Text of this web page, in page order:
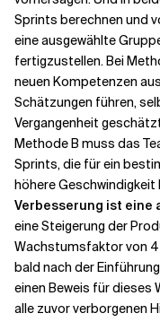
Sprints berechnen und
eine ausgewählte
fertigzustellen. Bei
neuen Kompetenzen
Schätzungen führen,
Vergangenheit
Methode B muss das
Sprints, die für ein
höhere
Verbesserung ist eine
eine Steigerung der
Wachstumsfaktor von 4
bald nach der
einen Beweis für dieses
alle zuvor verborgenen